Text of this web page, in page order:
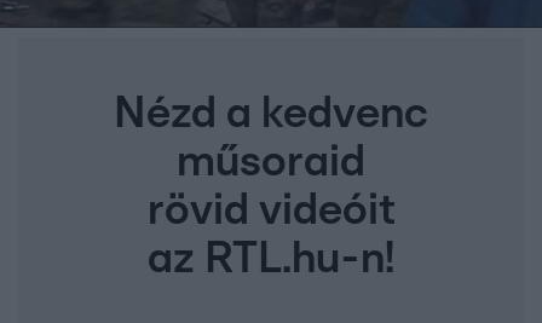
Nézd a kedvenc
műsoraid
rövid videóit
az RTL.hu-n!